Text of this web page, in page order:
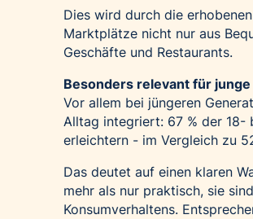
Dies wird durch die
Marktplätze nicht nur aus
Geschäfte und Restaurants.
Besonders relevant für
Vor allem bei jüngeren
Alltag integriert: 67 % der 18-
erleichtern - im Vergleich zu
Das deutet auf einen klaren
mehr als nur praktisch, sie
Konsumverhaltens.